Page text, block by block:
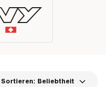
Sortieren: Beliebtheit